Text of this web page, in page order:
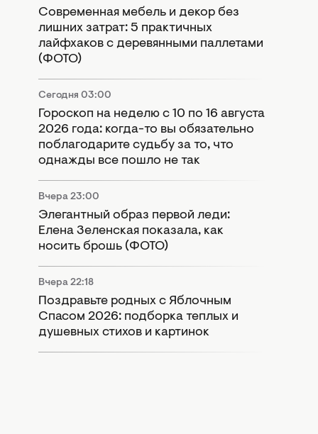
Современная мебель и декор без
лишних затрат: 5 практичных
лайфхаков с деревянными паллетами
(ФОТО)
Сегодня 03:00
Гороскоп на неделю с 10 по 16 августа
2026 года: когда-то вы обязательно
поблагодарите судьбу за то, что
однажды все пошло не так
Вчера 23:00
Элегантный образ первой леди:
Елена Зеленская показала, как
носить брошь (ФОТО)
Вчера 22:18
Поздравьте родных с Яблочным
Спасом 2026: подборка теплых и
душевных стихов и картинок